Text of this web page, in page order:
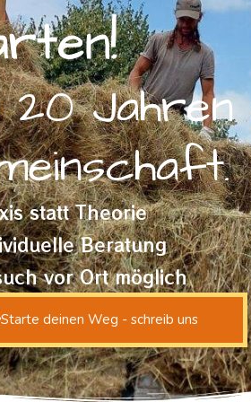
20
statt Theorie
Beratung
vor Ort möglich
Starte deinen Weg - schreib uns